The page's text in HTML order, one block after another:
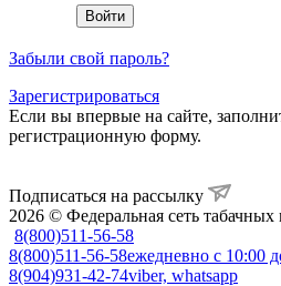
Забыли свой пароль?
Зарегистрироваться
Если вы впервые на сайте,
регистрационную форму.
Подписаться на рассылку
2026 © Федеральная сеть табачных
8(800)511-56-58
8(800)511-56-58ежедневно с 10:00
8(904)931-42-74viber, whatsapp